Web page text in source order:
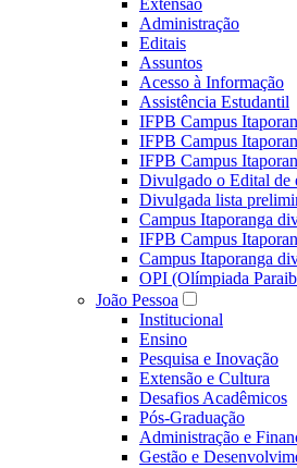
Extensão
Administração
Editais
Assuntos
Acesso à Informação
Assistência Estudantil
IFPB Campus
IFPB Campus
IFPB Campus
Divulgado o Edital de
Divulgada lista
Campus Itaporanga
IFPB Campus
Campus Itaporanga
OPI (Olímpiada
João Pessoa
Institucional
Ensino
Pesquisa e Inovação
Extensão e Cultura
Desafios Acadêmicos
Pós-Graduação
Administração e
Gestão e